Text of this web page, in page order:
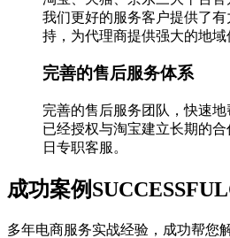
我们更好的服务客户提供了
持，为代理商提供强大的地域
完善的售后服务体系
完善的售后服务团队，快速
已经授权与淘宝建立长期的
日专职客服。
成功案例
多年电商服务实战经验，成功帮您